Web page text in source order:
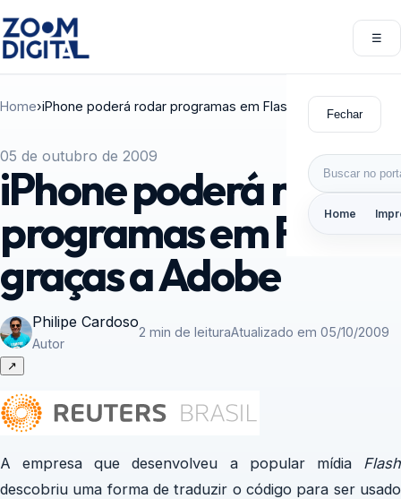
☰
Fechar
Buscar por:
Home
Home›iPhone poderá rodar programas em Flash graças a Adobe
05 de outubro de 2009
iPhone poderá rodar
programas em Flash
graças a Adobe
Philipe Cardoso
Autor
2 min de leituraAtualizado em 05/10/2009
↗
A empresa que desenvolveu a popular mídia Flash
descobriu uma forma de traduzir o código para ser usado